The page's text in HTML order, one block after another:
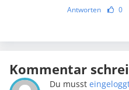
Antworten 0
Kommentar
Du musst